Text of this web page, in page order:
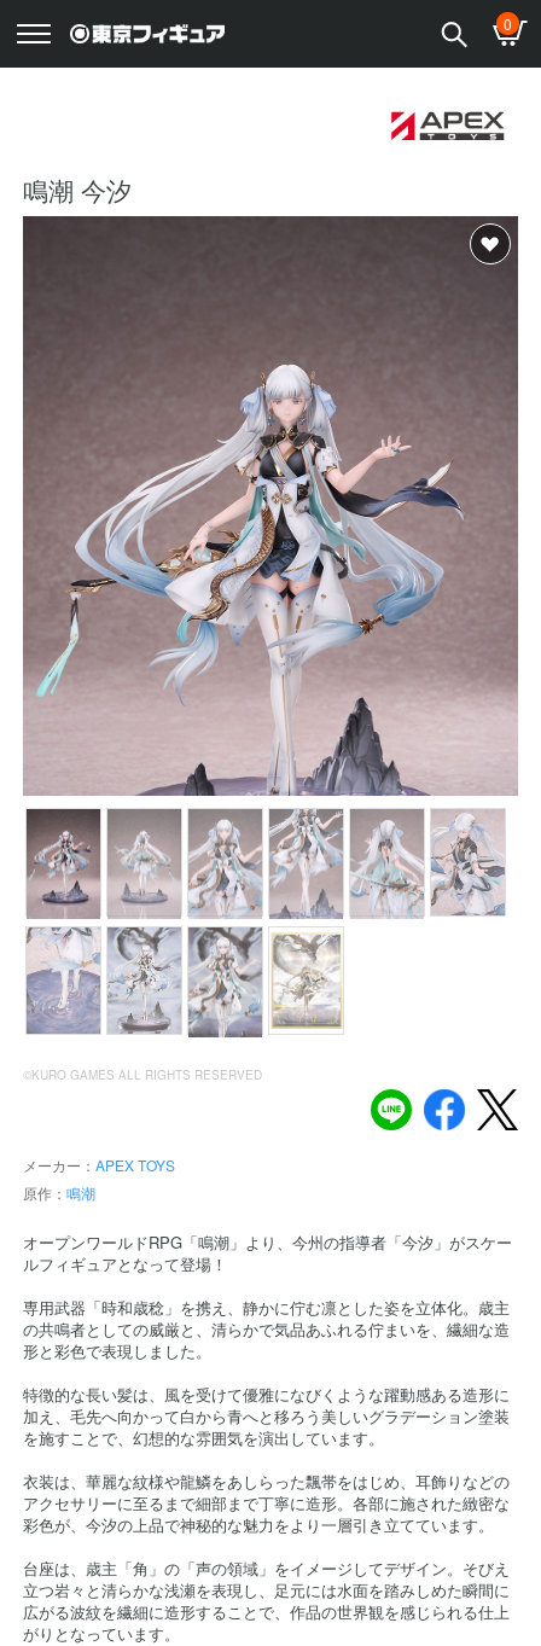
0
鳴潮 今汐
©KURO GAMES ALL RIGHTS RESERVED
メーカー： APEX TOYS
原作： 鳴潮
オープンワールドRPG「鳴潮」より、今州の指導者「今汐」がスケー
ルフィギュアとなって登場！
専用武器「時和歳稔」を携え、静かに佇む凛とした姿を立体化。歳主
の共鳴者としての威厳と、清らかで気品あふれる佇まいを、繊細な造
形と彩色で表現しました。
特徴的な長い髪は、風を受けて優雅になびくような躍動感ある造形に
加え、毛先へ向かって白から青へと移ろう美しいグラデーション塗装
を施すことで、幻想的な雰囲気を演出しています。
衣装は、華麗な紋様や龍鱗をあしらった飄帯をはじめ、耳飾りなどの
アクセサリーに至るまで細部まで丁寧に造形。各部に施された緻密な
彩色が、今汐の上品で神秘的な魅力をより一層引き立てています。
台座は、歳主「角」の「声の領域」をイメージしてデザイン。そびえ
立つ岩々と清らかな浅瀬を表現し、足元には水面を踏みしめた瞬間に
広がる波紋を繊細に造形することで、作品の世界観を感じられる仕上
がりとなっています。